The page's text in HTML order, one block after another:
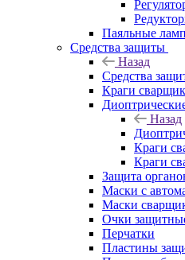
Паяльные
Средства защиты
Назад
Средства
Краги
Назад
Краги
Краги
Защита
Маски с
Маски
Очки
Перчатки
Пластины